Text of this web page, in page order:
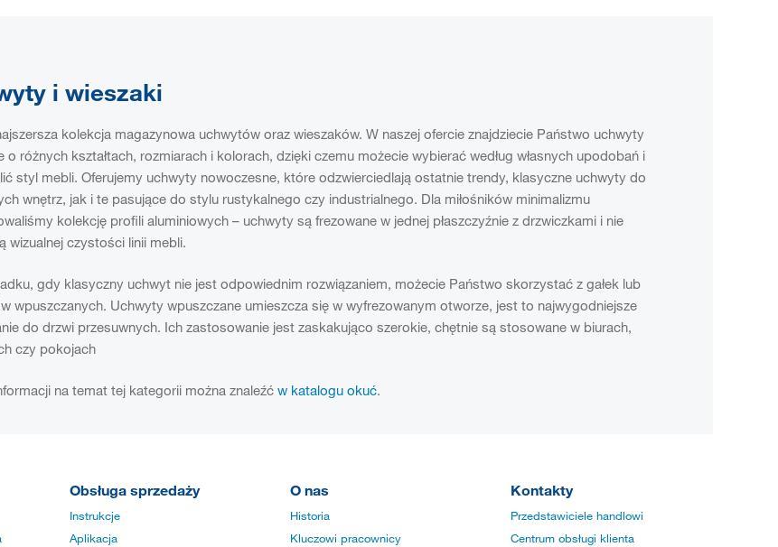
i wieszaki
kolekcja magazynowa uchwytów oraz wieszaków. W naszej ofercie znajdziecie Państwo uchwyty
o różnych kształtach, rozmiarach i kolorach, dzięki czemu możecie wybierać według własnych upodobań i
styl mebli. Oferujemy uchwyty nowoczesne, które odzwierciedlają ostatnie trendy, klasyczne uchwyty do
wnętrz, jak i te pasujące do stylu rustykalnego czy industrialnego. Dla miłośników minimalizmu
kolekcję profili aluminiowych – uchwyty są frezowane w jednej płaszczyźnie z drzwiczkami i nie
wizualnej czystości linii mebli.
gdy klasyczny uchwyt nie jest odpowiednim rozwiązaniem, możecie Państwo skorzystać z gałek lub
wpuszczanych. Uchwyty wpuszczane umieszcza się w wyfrezowanym otworze, jest to najwygodniejsze
do drzwi przesuwnych. Ich zastosowanie jest zaskakująco szerokie, chętnie są stosowane w biurach,
czy pokojach
na temat tej kategorii można znaleźć w katalogu okuć.
Obsługa sprzedaży
Instrukcje
Aplikacja
O nas
Historia
Kluczowi pracownicy
Kontakty
Przedstawiciele handlowi
Centrum obsługi klienta